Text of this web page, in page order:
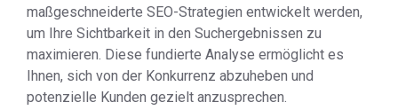
maßgeschneiderte SEO-Strategien entwickelt werden,
um Ihre Sichtbarkeit in den Suchergebnissen zu
maximieren. Diese fundierte Analyse ermöglicht es
Ihnen, sich von der Konkurrenz abzuheben und
potenzielle Kunden gezielt anzusprechen.